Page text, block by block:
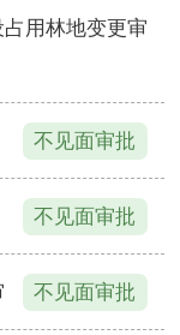
用林地变更审
不见面审批
不见面审批
不见面审批